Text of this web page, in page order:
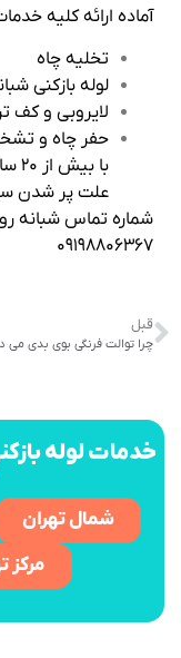
آماده ارائه کلیه
تخلیه چاه
لوله‌ بازکنی
لایروبی و کف‌
حفر چاه و
با بیش از ۲۰ سال سابقه و تجهیزات حرفه‌ ای
علت پر شدن
شماره تماس شبانه‌
۰۹۱۹۸۸۰۶۳۶۷
قبل
چرا توالت فرنگی بوی بدی می
خدمات لوله
شمال تهران
مرکز